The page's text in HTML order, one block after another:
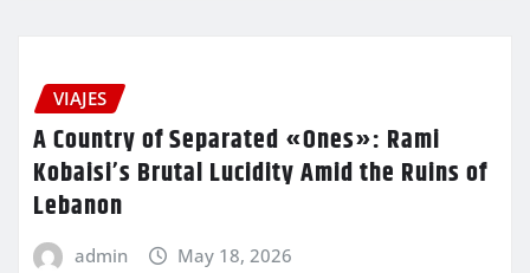
VIAJES
A Country of Separated «Ones»: Rami
Kobaisi’s Brutal Lucidity Amid the Ruins of
Lebanon
admin May 18, 2026